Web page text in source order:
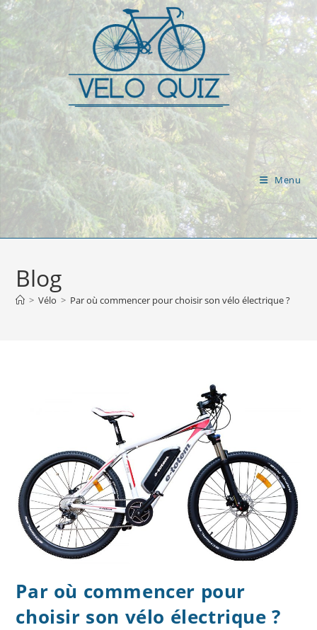
Skip
to
content
Menu
Blog
> Vélo > Par où commencer pour choisir son vélo électrique ?
Par où commencer pour
choisir son vélo électrique ?